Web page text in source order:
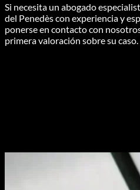
Si necesita un abogado
del Penedès con experiencia y
ponerse en contacto con
primera valoración sobre su caso.